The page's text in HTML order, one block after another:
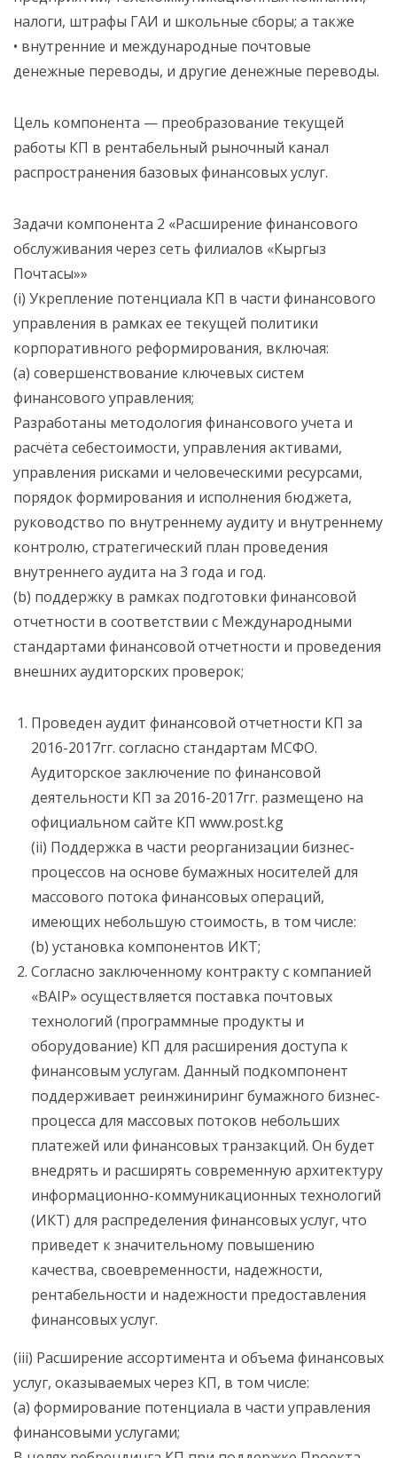
налоги, штрафы ГАИ и школьные сборы; а также
• внутренние и международные почтовые
денежные переводы, и другие денежные переводы.
Цель компонента — преобразование текущей
работы КП в рентабельный рыночный канал
распространения базовых финансовых услуг.
Задачи компонента 2 «Расширение финансового
обслуживания через сеть филиалов «Кыргыз
Почтасы»»
(i) Укрепление потенциала КП в части финансового
управления в рамках ее текущей политики
корпоративного реформирования, включая:
(a) совершенствование ключевых систем
финансового управления;
Разработаны методология финансового учета и
расчёта себестоимости, управления активами,
управления рисками и человеческими ресурсами,
порядок формирования и исполнения бюджета,
руководство по внутреннему аудиту и внутреннему
контролю, стратегический план проведения
внутреннего аудита на 3 года и год.
(b) поддержку в рамках подготовки финансовой
отчетности в соответствии с Международными
стандартами финансовой отчетности и проведения
внешних аудиторских проверок;
Проведен аудит финансовой отчетности КП за
2016-2017гг. согласно стандартам МСФО.
Аудиторское заключение по финансовой
деятельности КП за 2016-2017гг. размещено на
официальном сайте КП www.post.kg
(ii) Поддержка в части реорганизации бизнес-
процессов на основе бумажных носителей для
массового потока финансовых операций,
имеющих небольшую стоимость, в том числе:
(b) установка компонентов ИКТ;
Cогласно заключенному контракту с компанией
«BAIP» осуществляется поставка почтовых
технологий (программные продукты и
оборудование) КП для расширения доступа к
финансовым услугам. Данный подкомпонент
поддерживает реинжиниринг бумажного бизнес-
процесса для массовых потоков небольших
платежей или финансовых транзакций. Он будет
внедрять и расширять современную архитектуру
информационно-коммуникационных технологий
(ИКТ) для распределения финансовых услуг, что
приведет к значительному повышению
качества, своевременности, надежности,
рентабельности и надежности предоставления
финансовых услуг.
(iii) Расширение ассортимента и объема финансовых
услуг, оказываемых через КП, в том числе:
(a) формирование потенциала в части управления
финансовыми услугами;